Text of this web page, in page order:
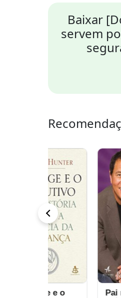
Baixar
servem
Pai rico pai